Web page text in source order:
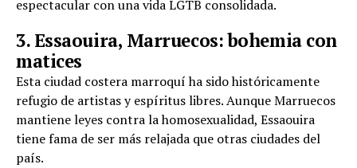
espectacular con una vida LGTB consolidada.
3. Essaouira, Marruecos: bohemia con
matices
Esta ciudad costera marroquí ha sido históricamente
refugio de artistas y espíritus libres. Aunque Marruecos
mantiene leyes contra la homosexualidad, Essaouira
tiene fama de ser más relajada que otras ciudades del
país.